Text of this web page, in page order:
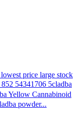
price large stock
54341706 5cladba
Yellow Cannabinoid
powder...